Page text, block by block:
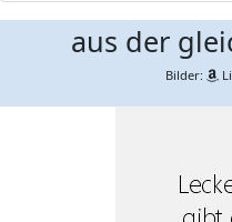
aus der
Bilder: